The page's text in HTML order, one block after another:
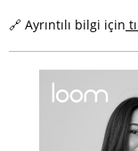
🔗 Ayrıntılı bilgi için